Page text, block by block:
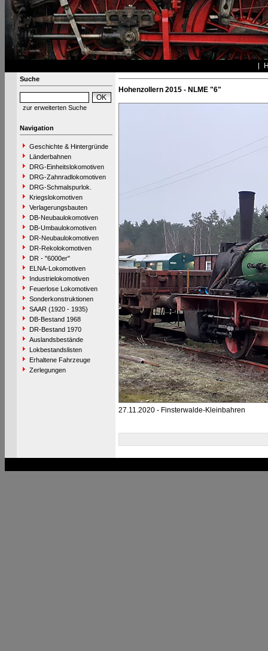
Suche
zur erweiterten Suche
Navigation
Geschichte & Hintergründe
Länderbahnen
DRG-Einheitslokomotiven
DRG-Zahnradlokomotiven
DRG-Schmalspurlok.
Kriegslokomotiven
Verlagerungsbauten
DB-Neubaulokomotiven
DB-Umbaulokomotiven
DR-Neubaulokomotiven
DR-Rekolokomotiven
DR - "6000er"
ELNA-Lokomotiven
Industrielokomotiven
Feuerlose Lokomotiven
Sonderkonstruktionen
SAAR (1920 - 1935)
DB-Bestand 1968
DR-Bestand 1970
Auslandsbestände
Lokbestandslisten
Erhaltene Fahrzeuge
Zerlegungen
Hohenzollern 2015 - NLME "6"
27.11.2020 - Finsterwalde-Kleinbahren